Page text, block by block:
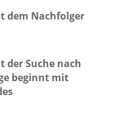
dem Nachfolger
der Suche nach
beginnt mit